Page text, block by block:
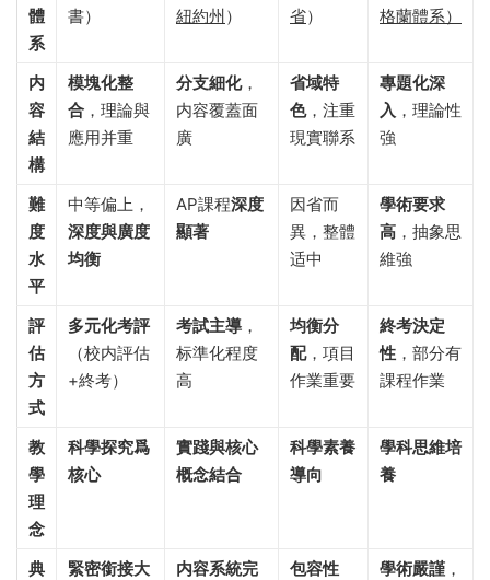
體
系
書）
紐約州）
省）
格蘭體系）
内
容
結
構
模塊化整
合 ，理論與
應用并重
分支細化，
内容覆蓋面
廣
省域特
色，注重
現實聯系
專題化深
入 ，理論性
強
難
度
水
平
中等偏上，
深度與廣度
均衡
AP課程深度
顯著
因省而
異，整體
适中
學術要求
高 ，抽象思
維強
評
估
方
式
多元化考評
（校内評估
+終考）
考試主導 ，
标準化程度
高
均衡分
配，項目
作業重要
終考決定
性 ，部分有
課程作業
教
學
理
念
科學探究爲
核心
實踐與核心
概念結合
科學素養
導向
學科思維培
養
典
緊密銜接大
内容系統完
包容性
學術嚴謹 ，